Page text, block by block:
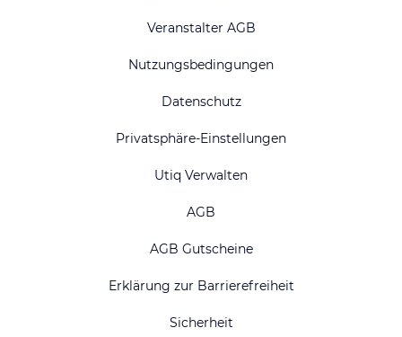
Veranstalter AGB
Nutzungsbedingungen
Datenschutz
Privatsphäre-Einstellungen
Utiq Verwalten
AGB
AGB Gutscheine
Erklärung zur Barrierefreiheit
Sicherheit